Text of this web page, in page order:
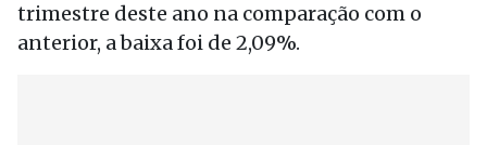
trimestre deste ano na comparação com o
anterior, a baixa foi de 2,09%.